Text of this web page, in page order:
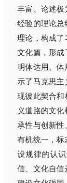
丰富、论述
经验的理论
理论，构成
文化篇，形成
明体达用、
示了马克思
现彼此契合
义道路的文
承性与创新
有机统一，
设规律的认
信、文化自信